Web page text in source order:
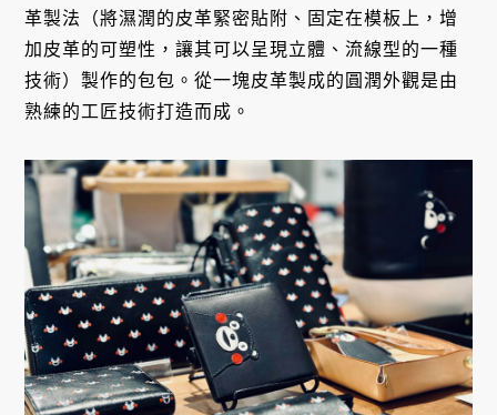
革製法（將濕潤的皮革緊密貼附、固定在模板上，增
加皮革的可塑性，讓其可以呈現立體、流線型的一種
技術）製作的包包。從一塊皮革製成的圓潤外觀是由
熟練的工匠技術打造而成。